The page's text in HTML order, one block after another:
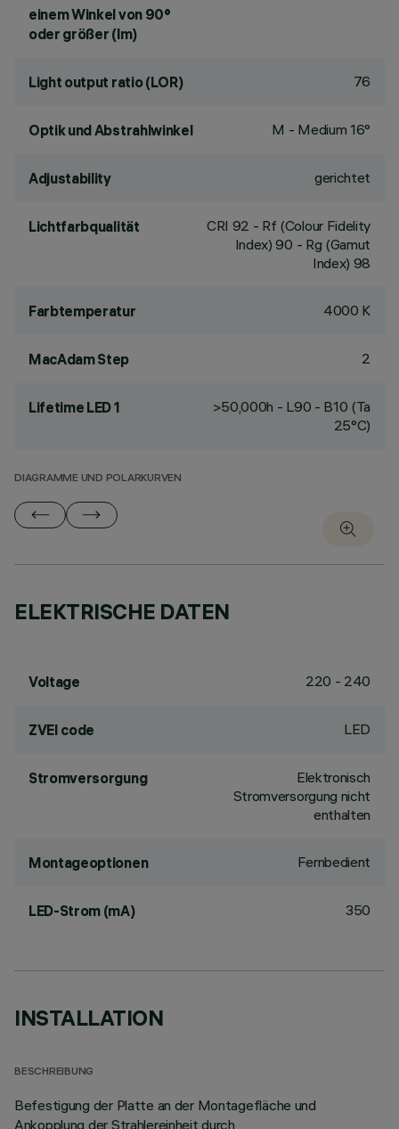
einem Winkel von 90°
oder größer (lm)
Light output ratio (LOR) 76
Optik und Abstrahlwinkel M - Medium 16°
Adjustability gerichtet
Lichtfarbqualität CRI 92 - Rf (Colour Fidelity
Index) 90 - Rg (Gamut
Index) 98
Farbtemperatur 4000 K
MacAdam Step 2
Lifetime LED 1
>50,000h - L90 - B10 (Ta
25°C)
DIAGRAMME UND POLARKURVEN
ELEKTRISCHE DATEN
Voltage 220 - 240
ZVEI code LED
Stromversorgung
Elektronisch
Stromversorgung nicht
enthalten
Montageoptionen Fernbedient
LED-Strom (mA) 350
INSTALLATION
BESCHREIBUNG
Befestigung der Platte an der Montagefläche und
Ankopplung der Strahlereinheit durch